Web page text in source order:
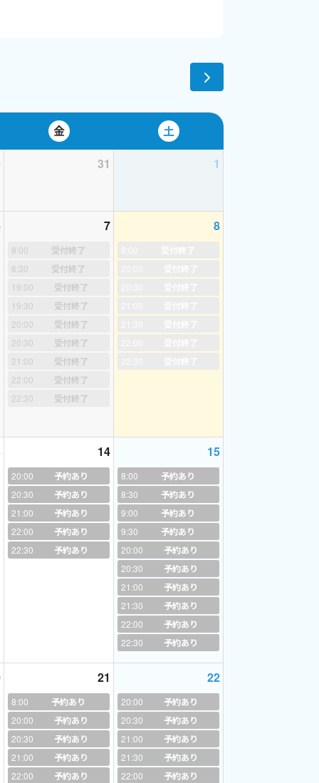
るので、お問い合わせ下さい。
金
土
31 1
7
8:00 受付終了
8:30 受付終了
19:00 受付終了
19:30 受付終了
20:00 受付終了
20:30 受付終了
21:00 受付終了
22:00 受付終了
22:30 受付終了
8
14
20:00 予約あり
20:30 予約あり
21:00 予約あり
22:00 予約あり
22:30 予約あり
15
8:00 予約あり
8:30 予約あり
9:00 予約あり
9:30 予約あり
20:00 予約あり
20:30 予約あり
21:00 予約あり
21:30 予約あり
22:00 予約あり
22:30 予約あり
21
8:00 予約あり
20:00 予約あり
20:30 予約あり
21:00 予約あり
22:00 予約あり
22
20:00 予約あり
20:30 予約あり
21:00 予約あり
21:30 予約あり
22:00 予約あり